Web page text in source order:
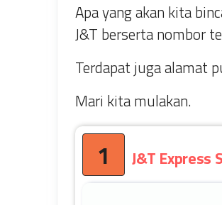
Apa yang akan kita
J&T berserta nombor
Terdapat juga alamat
Mari kita mulakan.
1 J&T Express